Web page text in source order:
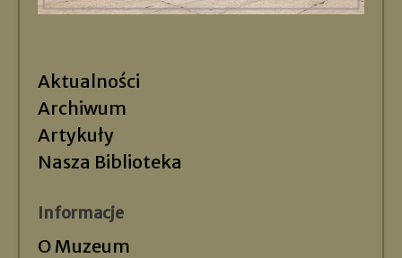
Aktualności
Archiwum
Artykuły
Nasza Biblioteka
Informacje
O Muzeum